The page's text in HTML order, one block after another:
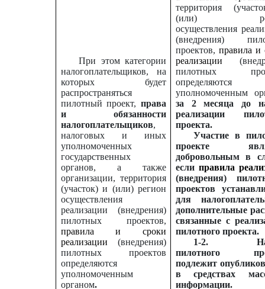
При этом категории
налогоплательщиков, на
которых будет
распространяться
пилотный проект,права
и обязанности
налогоплательщиков,
налоговых и иных
уполномоченных
государственных
органов, а также
организации, территория
(участок) и (или) регион
осуществления
реализации (внедрения)
пилотных проектов,
правила и сроки
реализации (внедрения)
пилотных проектов
определяются
уполномоченным
органом.
территория
(или)
осуществления
(внедрения)
проектов, правила и
реализации
пилотных
определяются
уполномоченным
за 2 месяца до
реализации
проекта.
Участие в
проекте
добровольным в
если правила
(внедрения)
проектов
для
дополнительные
связанные с
пилотного проекта.
1-2.
пилотного
подлежит
в средствах
информации.